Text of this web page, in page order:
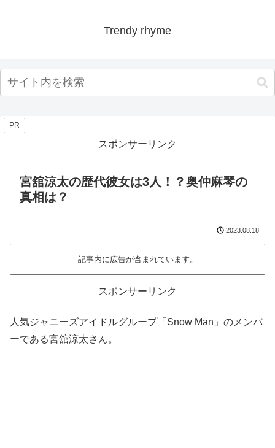
Trendy rhyme
PR
スポンサーリンク
宮舘涼太の歴代彼女は3人！？奥仲麻琴の
真相は？
2023.08.18
記事内に広告が含まれています。
スポンサーリンク
人気ジャニーズアイドルグループ「Snow Man」のメンバ
ーである宮舘涼太さん。